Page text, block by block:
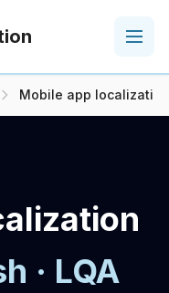
Mobile app localization
· LQA